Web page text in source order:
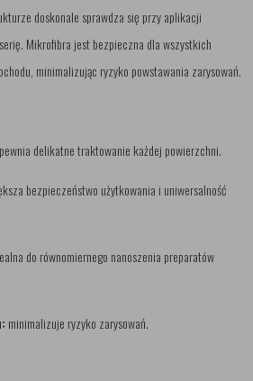
doskonale sprawdza się przy aplikacji
Mikrofibra jest bezpieczna dla wszystkich
minimalizując ryzyko powstawania zarysowań.
delikatne traktowanie każdej powierzchni.
bezpieczeństwo użytkowania i uniwersalność
do równomiernego nanoszenia preparatów
minimalizuje ryzyko zarysowań.